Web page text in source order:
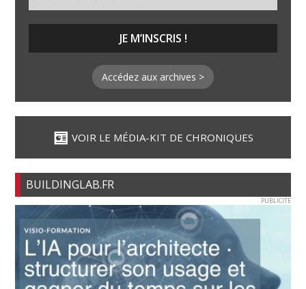
Accédez aux archives >
VOIR LE MÉDIA-KIT DE CHRONIQUES
BUILDINGLAB.FR
PUBLICITE